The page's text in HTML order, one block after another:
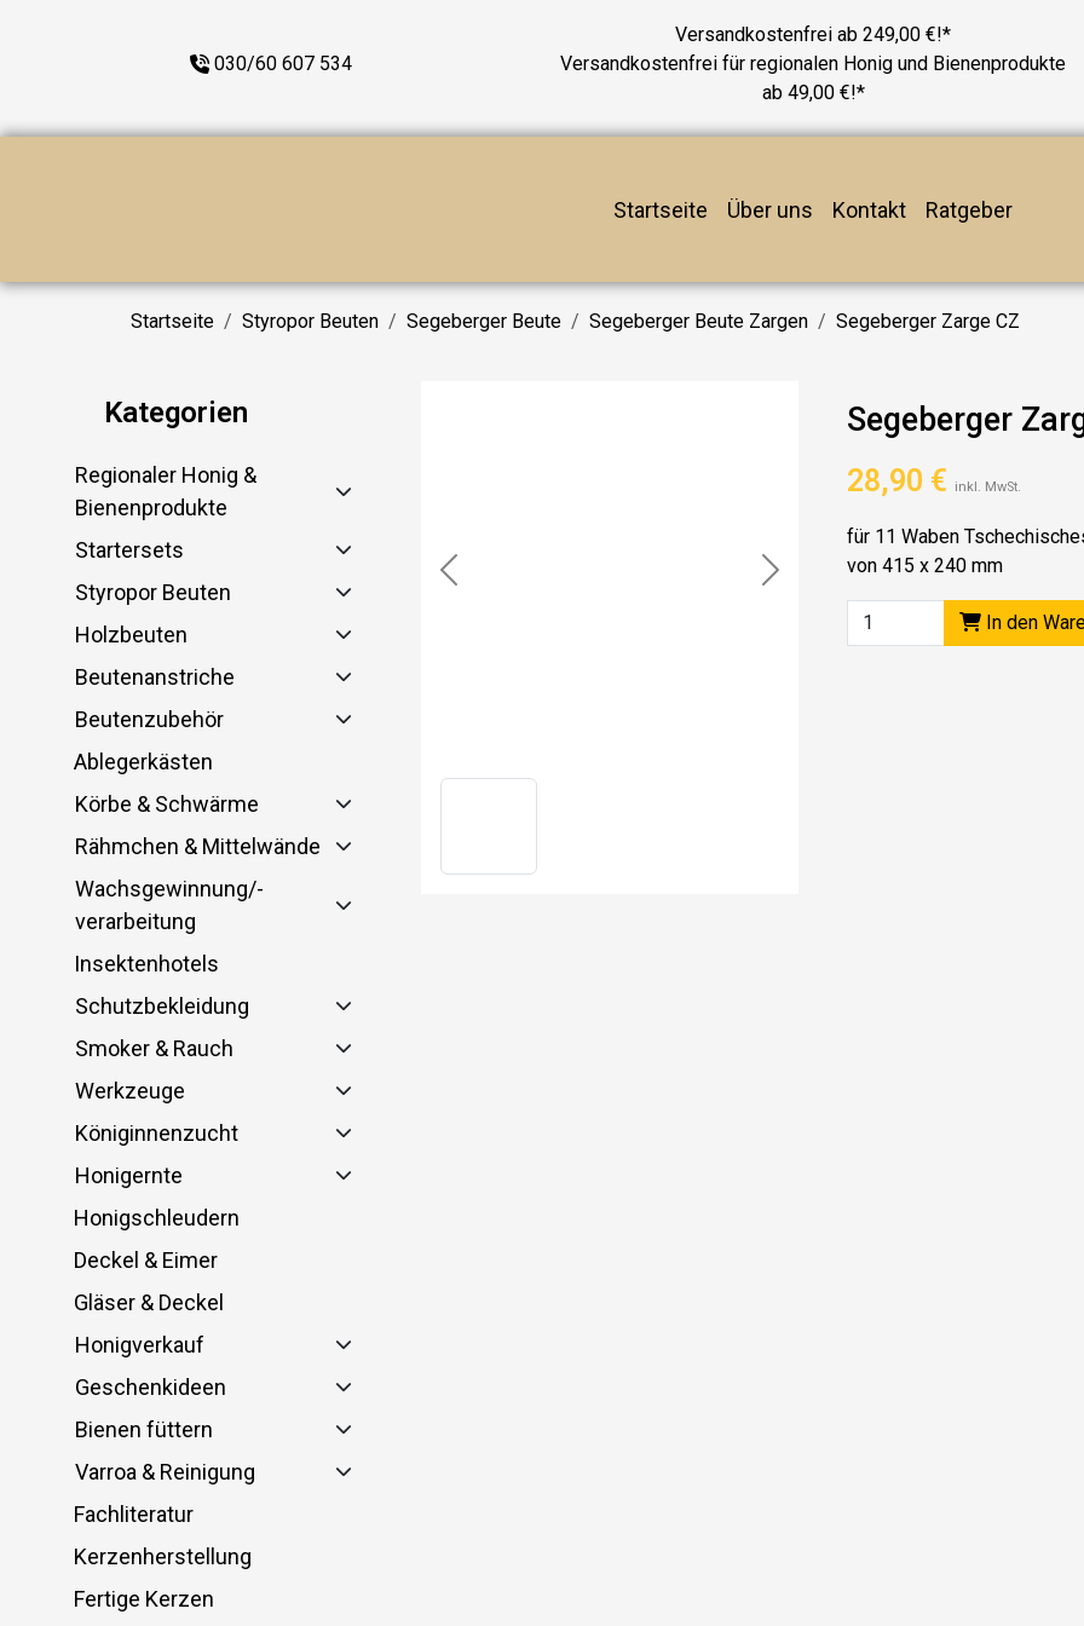
030/60 607 534
Versandkostenfrei ab 249,00 €!*
Versandkostenfrei für regionalen Honig und Bienenprodukte
ab 49,00 €!*
Startseite Über uns Kontakt Ratgeber
Startseite Styropor Beuten Segeberger Beute Segeberger Beute Zargen Segeberger Zarge CZ
Kategorien
Regionaler Honig &
Bienenprodukte
Startersets
Styropor Beuten
Holzbeuten
Beutenanstriche
Beutenzubehör
Ablegerkästen
Körbe & Schwärme
Rähmchen & Mittelwände
Wachsgewinnung/-
verarbeitung
Insektenhotels
Schutzbekleidung
Smoker & Rauch
Werkzeuge
Königinnenzucht
Honigernte
Honigschleudern
Deckel & Eimer
Gläser & Deckel
Honigverkauf
Geschenkideen
Bienen füttern
Varroa & Reinigung
Fachliteratur
Kerzenherstellung
Fertige Kerzen
Previous Next
Segeberger
28,90 € inkl. MwSt.
für 11 Waben
von 415 x 240 mm
In den